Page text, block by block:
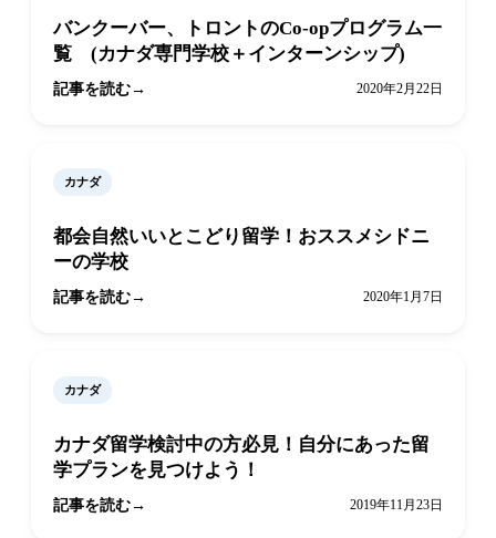
バンクーバー、トロントのCo-opプログラム一
覧 (カナダ専門学校＋インターンシップ)
記事を読む 2020年2月22日
カナダ
都会自然いいとこどり留学！おススメシドニ
ーの学校
記事を読む 2020年1月7日
カナダ
カナダ留学検討中の方必見！自分にあった留
学プランを見つけよう！
記事を読む 2019年11月23日